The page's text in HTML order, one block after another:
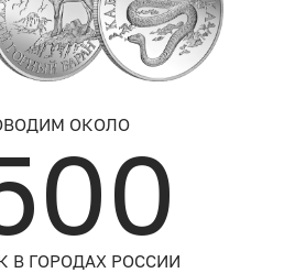
ОКОЛО
В ГОРОДАХ РОССИИ